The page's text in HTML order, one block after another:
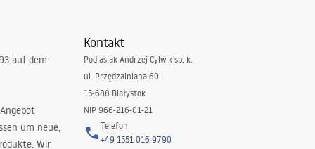
auf dem
um neue,
Wir
Kontakt
Podlasiak Andrzej Cylwik sp. k.
ul. Przędzalniana 60
15-688 Białystok
NIP 966-216-01-21
Telefon
+49 1551 016 9790